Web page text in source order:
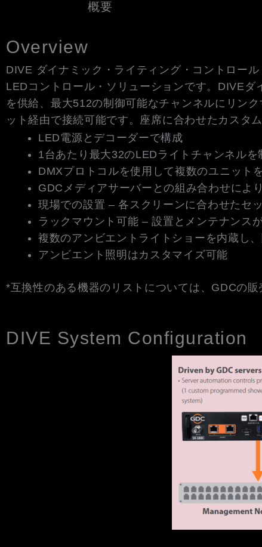
概要
Overview
DIVE ダイナミック・ライティング・コントロー
LEDコントロール・ソリューションです。DIVE
を供給、最大512の制御可能なチャンネルにリン
ット経由で接続可能です。座席に合わせたカスタ
LED電源とデコーダーで構成
1台あたり最大32のLEDライトチャンネルを
DMXプロトコルを使用して複数のユニット
GDCメディアサーバーとの組み合わせによ
現場での設置 – 各スクリーンに合わせたセ
ラックマウント可能 – 設置とメンテナンス
複数のアンビエントライトショーを内蔵し
アンビエント照明はカスタマイズ可能
*互換性のある機器のリストについては、GDCの販
DIVE System Configuration